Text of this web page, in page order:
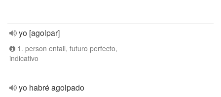
yo [agolpar]
1. person entall, futuro perfecto,
indicativo
yo habré agolpado